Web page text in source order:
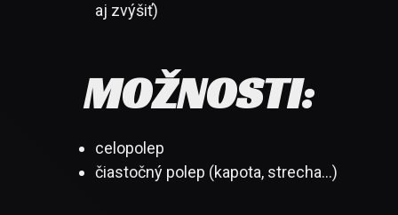
aj zvýšiť)
MOŽNOSTI:
celopolep
čiastočný polep (kapota, strecha...)